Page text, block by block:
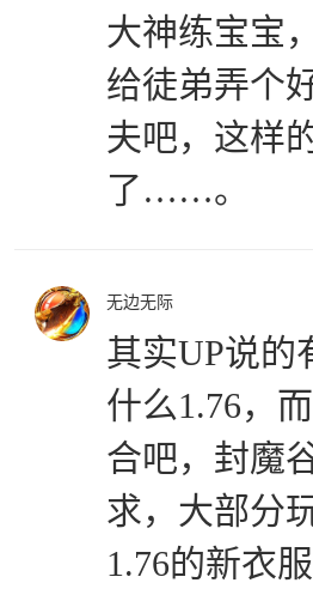
大神练宝宝
给徒弟弄个
夫吧，这样
了……。
无边无际
其实UP说的
什么1.76，
合吧，封魔
求，大部分
1.76的新衣